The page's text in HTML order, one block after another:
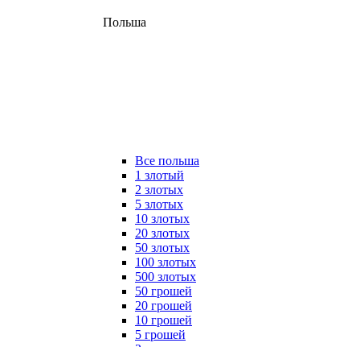
Польша
Все польша
1 злотый
2 злотых
5 злотых
10 злотых
20 злотых
50 злотых
100 злотых
500 злотых
50 грошей
20 грошей
10 грошей
5 грошей